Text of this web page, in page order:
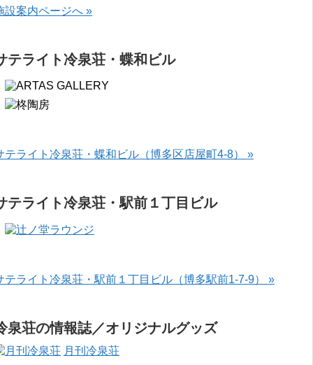
設案内ページへ »
テライト冷泉荘・蝶和ビル
テライト冷泉荘・蝶和ビル（博多区店屋町4-8） »
テライト冷泉荘・駅前１丁目ビル
テライト冷泉荘・駅前１丁目ビル（博多駅前1-7-9） »
泉荘の情報誌／オリジナルグッズ
月刊冷泉荘